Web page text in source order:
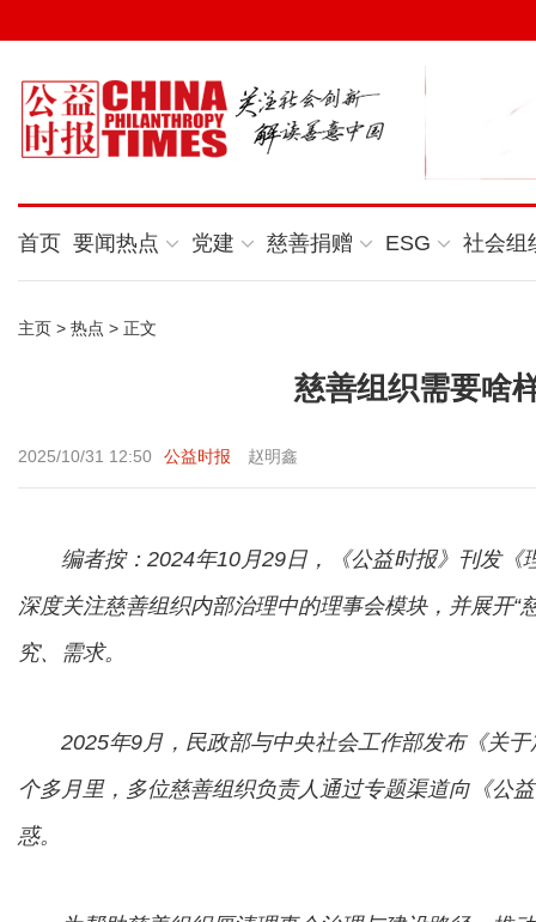
首页 要闻热点 党建 慈善捐赠 ESG 社会组
主页 > 热点 > 正文
慈善组织需要啥
2025/10/31 12:50 公益时报 赵明鑫
编者按：2024年10月29日，《公益时报》刊发
深度关注慈善组织内部治理中的理事会模块，并展开“
究、需求。
2025年9月，民政部与中央社会工作部发布《关于
个多月里，多位慈善组织负责人通过专题渠道向《公
惑。